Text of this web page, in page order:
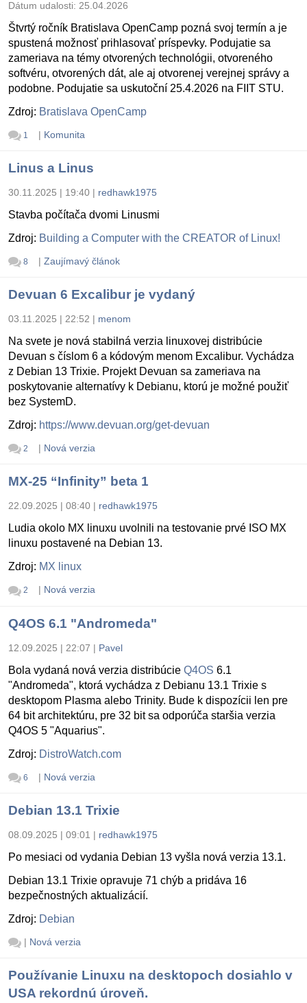
Dátum udalosti: 25.04.2026
Štvrtý ročník Bratislava OpenCamp pozná svoj termín a je
spustená možnosť prihlasovať príspevky. Podujatie sa
zameriava na témy otvorených technológii, otvoreného
softvéru, otvorených dát, ale aj otvorenej verejnej správy a
podobne. Podujatie sa uskutoční 25.4.2026 na FIIT STU.
Zdroj: Bratislava OpenCamp
1 | Komunita
Linus a Linus
30.11.2025 | 19:40 | redhawk1975
Stavba počítača dvomi Linusmi
Zdroj: Building a Computer with the CREATOR of Linux!
8 | Zaujímavý článok
Devuan 6 Excalibur je vydaný
03.11.2025 | 22:52 | menom
Na svete je nová stabilná verzia linuxovej distribúcie
Devuan s číslom 6 a kódovým menom Excalibur. Vychádza
z Debian 13 Trixie. Projekt Devuan sa zameriava na
poskytovanie alternatívy k Debianu, ktorú je možné použiť
bez SystemD.
Zdroj: https://www.devuan.org/get-devuan
2 | Nová verzia
MX-25 “Infinity” beta 1
22.09.2025 | 08:40 | redhawk1975
Ludia okolo MX linuxu uvolnili na testovanie prvé ISO MX
linuxu postavené na Debian 13.
Zdroj: MX linux
2 | Nová verzia
Q4OS 6.1 "Andromeda"
12.09.2025 | 22:07 | Pavel
Bola vydaná nová verzia distribúcie Q4OS 6.1
"Andromeda", ktorá vychádza z Debianu 13.1 Trixie s
desktopom Plasma alebo Trinity. Bude k dispozícii len pre
64 bit architektúru, pre 32 bit sa odporúča staršia verzia
Q4OS 5 "Aquarius".
Zdroj: DistroWatch.com
6 | Nová verzia
Debian 13.1 Trixie
08.09.2025 | 09:01 | redhawk1975
Po mesiaci od vydania Debian 13 vyšla nová verzia 13.1.
Debian 13.1 Trixie opravuje 71 chýb a pridáva 16
bezpečnostných aktualizácií.
Zdroj: Debian
| Nová verzia
Používanie Linuxu na desktopoch dosiahlo v
USA rekordnú úroveň.